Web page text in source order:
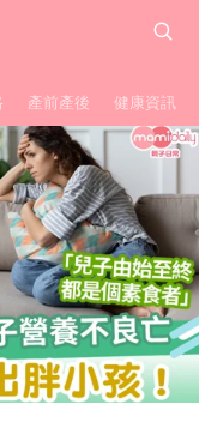
產前產後 健康資訊